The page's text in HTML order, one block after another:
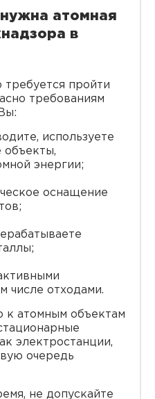
нужна атомная
в
пройти
требованиям
используете
объекты,
энергии;
оснащение
числе отходами.
к атомным объектам
электростанции,
очередь
не допускайте